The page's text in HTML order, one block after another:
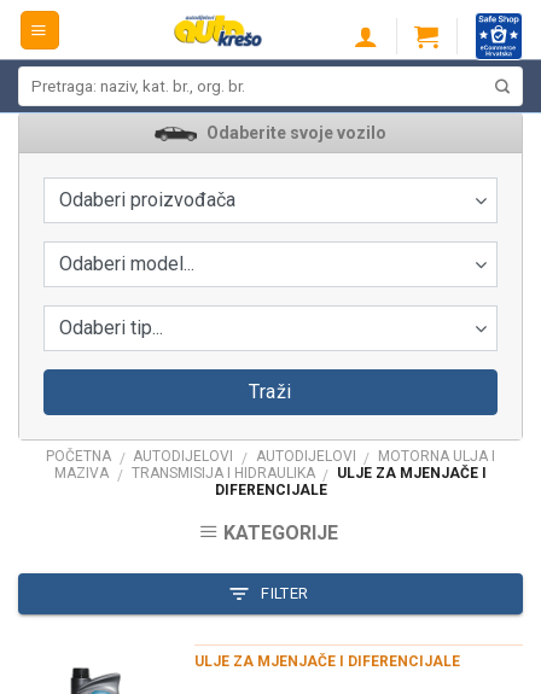
Skip
content
Odaberite svoje vozilo
Odaberi proizvođača
Odaberi model...
Odaberi tip...
Traži
POČETNA / AUTODIJELOVI / AUTODIJELOVI /
MOTORNA ULJA I
MAZIVA / TRANSMISIJA I HIDRAULIKA / ULJE ZA MJENJAČE I
DIFERENCIJALE
KATEGORIJE
FILTER
ULJE ZA MJENJAČE I DIFERENCIJALE